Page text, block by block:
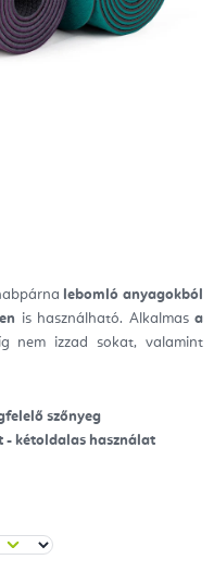
lebomló anyagokból
is használható. Alkalmasa
nem izzad sokat, valamint
szőnyeg
- kétoldalas használat